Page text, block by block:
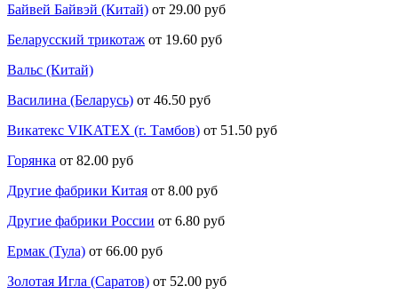
Байвей Байвэй (Китай) от 29.00 руб
Беларусский трикотаж от 19.60 руб
Вальс (Китай)
Василина (Беларусь) от 46.50 руб
Викатекс VIKATEX (г. Тамбов) от 51.50 руб
Горянка от 82.00 руб
Другие фабрики Китая от 8.00 руб
Другие фабрики России от 6.80 руб
Ермак (Тула) от 66.00 руб
Золотая Игла (Саратов) от 52.00 руб